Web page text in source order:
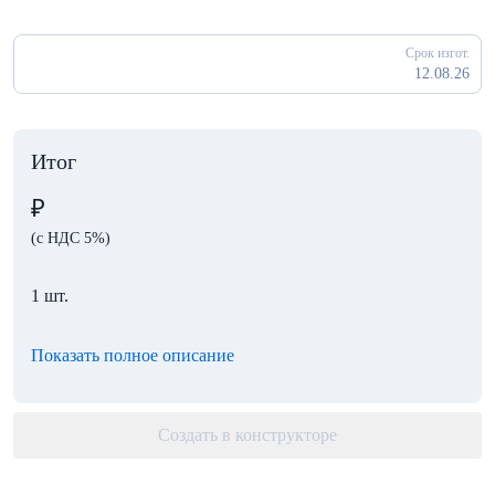
Срок изгот.
12.08.26
Итог
₽
(с НДС 5%)
1 шт.
Показать полное описание
Создать в конструкторе